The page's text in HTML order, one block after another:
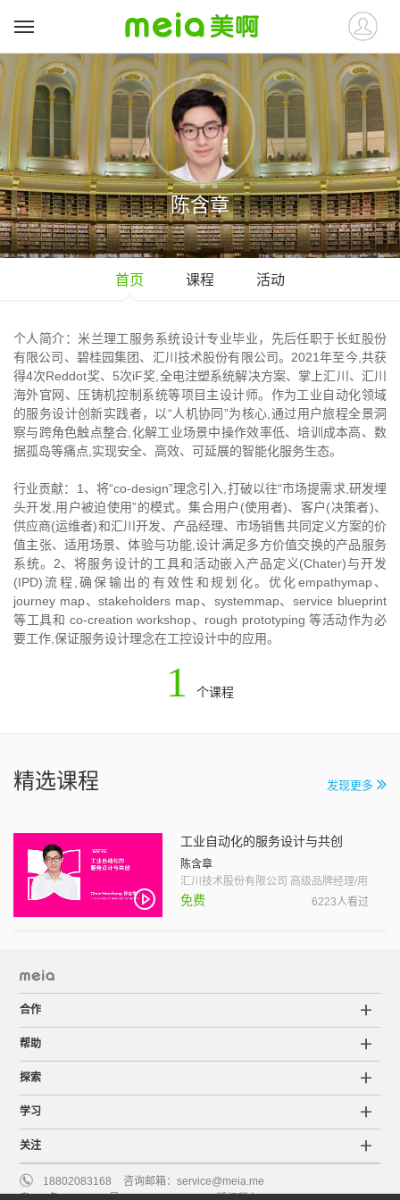
陈含章
首页 课程 活动
个人简介：米兰理工服务系统设计专业毕业，先后任职于长虹股份
有限公司、碧桂园集团、汇川技术股份有限公司。2021年至今,共获
得4次Reddot奖、5次iF奖,全电注塑系统解决方案、掌上汇川、汇川
海外官网、压铸机控制系统等项目主设计师。作为工业自动化领域
的服务设计创新实践者，以“人机协同”为核心,通过用户旅程全景洞
察与跨角色触点整合,化解工业场景中操作效率低、培训成本高、数
据孤岛等痛点,实现安全、高效、可延展的智能化服务生态。
行业贡献：1、将“co-design”理念引入,打破以往“市场提需求,研发埋
头开发,用户被迫使用”的模式。集合用户(使用者)、客户(决策者)、
供应商(运维者)和汇川开发、产品经理、市场销售共同定义方案的价
值主张、适用场景、体验与功能,设计满足多方价值交换的产品服务
系统。2、将服务设计的工具和活动嵌入产品定义(Chater)与开发
(IPD)流程,确保输出的有效性和规划化。优化empathymap、
journey map、stakeholders map、systemmap、service blueprint
等工具和 co-creation workshop、rough prototyping 等活动作为必
要工作,保证服务设计理念在工控设计中的应用。
1 个课程
精选课程 发现更多
工业自动化的服务设计与共创
陈含章
汇川技术股份有限公司 高级品牌经理/用户研
免费 6223人看过
合作
帮助
探索
学习
关注
18802083168 咨询邮箱：service@meia.me